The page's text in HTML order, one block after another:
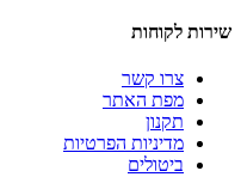
שירות לקוחות
צרו קשר
מפת האתר
תקנון
מדיניות הפרטיות
ביטולים